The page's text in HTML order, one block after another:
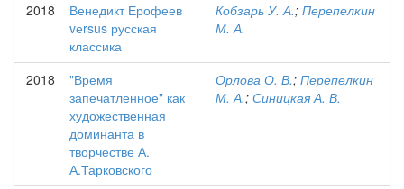
2018
Венедикт Ерофеев
vеrsus русская
классика
Кобзарь У. А.; Перепелкин
М. А.
2018
"Время
запечатленное" как
художественная
доминанта в
творчестве А.
А.Тарковского
Орлова О. В.; Перепелкин
М. А.; Синицкая А. В.